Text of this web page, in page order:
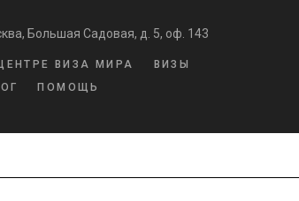
Большая Садовая, д. 5, оф. 143
ВИЗА МИРА
ВИЗЫ
ПОМОЩЬ